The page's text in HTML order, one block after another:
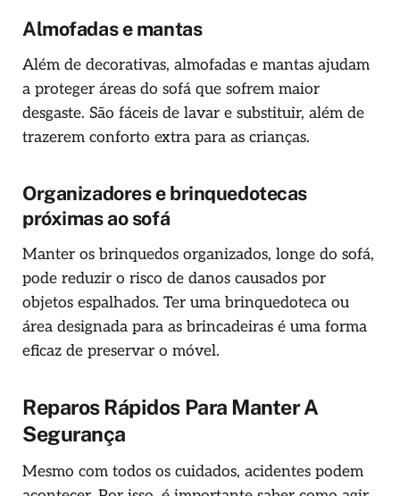
Almofadas e mantas
Além de decorativas, almofadas e mantas ajudam
a proteger áreas do sofá que sofrem maior
desgaste. São fáceis de lavar e substituir, além de
trazerem conforto extra para as crianças.
Organizadores e brinquedotecas
próximas ao sofá
Manter os brinquedos organizados, longe do sofá,
pode reduzir o risco de danos causados por
objetos espalhados. Ter uma brinquedoteca ou
área designada para as brincadeiras é uma forma
eficaz de preservar o móvel.
Reparos Rápidos Para Manter A
Segurança
Mesmo com todos os cuidados, acidentes podem